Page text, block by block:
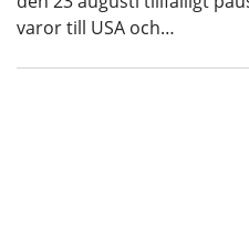
varor till USA och…